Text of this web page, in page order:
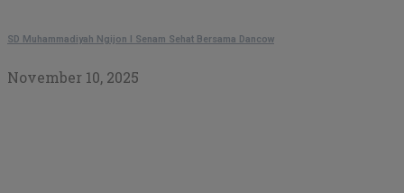
SD Muhammadiyah Ngijon I Senam Sehat Bersama Dancow
November 10, 2025